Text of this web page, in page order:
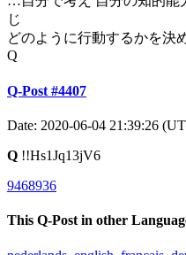
じ
どのように行動するかを決
Q
Q-Post #4407
Date: 2020-06-04 21:39:26
Q !!Hs1Jq13jV6
9468936
This Q-Post in other